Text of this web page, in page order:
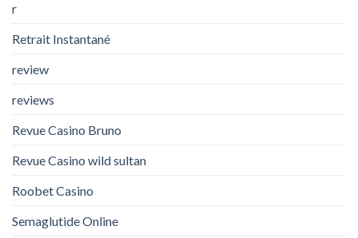
r
Retrait Instantané
review
reviews
Revue Casino Bruno
Revue Casino wild sultan
Roobet Casino
Semaglutide Online